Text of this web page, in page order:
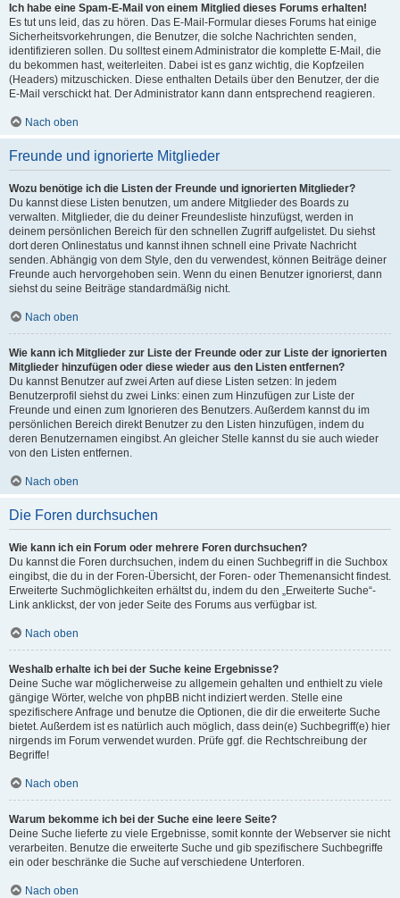
Ich habe eine Spam-E-Mail von einem Mitglied dieses Forums erhalten!
Es tut uns leid, das zu hören. Das E-Mail-Formular dieses Forums hat einige
Sicherheitsvorkehrungen, die Benutzer, die solche Nachrichten senden,
identifizieren sollen. Du solltest einem Administrator die komplette E-Mail, die
du bekommen hast, weiterleiten. Dabei ist es ganz wichtig, die Kopfzeilen
(Headers) mitzuschicken. Diese enthalten Details über den Benutzer, der die
E-Mail verschickt hat. Der Administrator kann dann entsprechend reagieren.
Nach oben
Freunde und ignorierte Mitglieder
Wozu benötige ich die Listen der Freunde und ignorierten Mitglieder?
Du kannst diese Listen benutzen, um andere Mitglieder des Boards zu
verwalten. Mitglieder, die du deiner Freundesliste hinzufügst, werden in
deinem persönlichen Bereich für den schnellen Zugriff aufgelistet. Du siehst
dort deren Onlinestatus und kannst ihnen schnell eine Private Nachricht
senden. Abhängig von dem Style, den du verwendest, können Beiträge deiner
Freunde auch hervorgehoben sein. Wenn du einen Benutzer ignorierst, dann
siehst du seine Beiträge standardmäßig nicht.
Nach oben
Wie kann ich Mitglieder zur Liste der Freunde oder zur Liste der ignorierten
Mitglieder hinzufügen oder diese wieder aus den Listen entfernen?
Du kannst Benutzer auf zwei Arten auf diese Listen setzen: In jedem
Benutzerprofil siehst du zwei Links: einen zum Hinzufügen zur Liste der
Freunde und einen zum Ignorieren des Benutzers. Außerdem kannst du im
persönlichen Bereich direkt Benutzer zu den Listen hinzufügen, indem du
deren Benutzernamen eingibst. An gleicher Stelle kannst du sie auch wieder
von den Listen entfernen.
Nach oben
Die Foren durchsuchen
Wie kann ich ein Forum oder mehrere Foren durchsuchen?
Du kannst die Foren durchsuchen, indem du einen Suchbegriff in die Suchbox
eingibst, die du in der Foren-Übersicht, der Foren- oder Themenansicht findest.
Erweiterte Suchmöglichkeiten erhältst du, indem du den „Erweiterte Suche“-
Link anklickst, der von jeder Seite des Forums aus verfügbar ist.
Nach oben
Weshalb erhalte ich bei der Suche keine Ergebnisse?
Deine Suche war möglicherweise zu allgemein gehalten und enthielt zu viele
gängige Wörter, welche von phpBB nicht indiziert werden. Stelle eine
spezifischere Anfrage und benutze die Optionen, die dir die erweiterte Suche
bietet. Außerdem ist es natürlich auch möglich, dass dein(e) Suchbegriff(e) hier
nirgends im Forum verwendet wurden. Prüfe ggf. die Rechtschreibung der
Begriffe!
Nach oben
Warum bekomme ich bei der Suche eine leere Seite?
Deine Suche lieferte zu viele Ergebnisse, somit konnte der Webserver sie nicht
verarbeiten. Benutze die erweiterte Suche und gib spezifischere Suchbegriffe
ein oder beschränke die Suche auf verschiedene Unterforen.
Nach oben